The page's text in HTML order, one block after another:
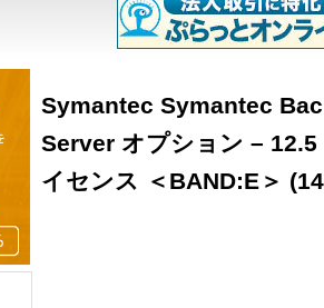
Symantec Symantec
Server オプション –
イセンス ＜BAND:E＞